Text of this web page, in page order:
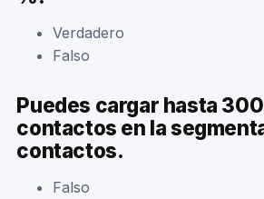
Verdadero
Falso
Puedes cargar hasta
contactos en la
contactos.
Falso